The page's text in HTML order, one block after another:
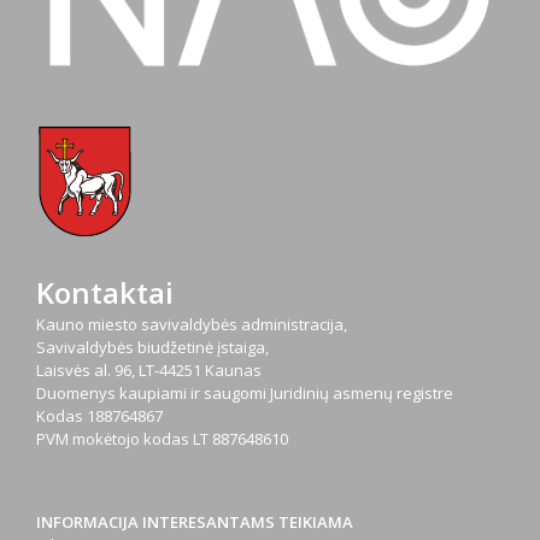
Kontaktai
Kauno miesto savivaldybės administracija,
Savivaldybės biudžetinė įstaiga,
Laisvės al. 96, LT-44251 Kaunas
Duomenys kaupiami ir saugomi Juridinių asmenų registre
Kodas 188764867
PVM mokėtojo kodas LT 887648610
INFORMACIJA INTERESANTAMS TEIKIAMA